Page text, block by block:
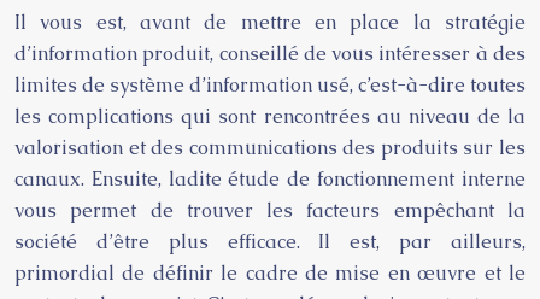
Il vous est, avant de mettre en place la stratégie
d’information produit, conseillé de vous intéresser à des
limites de système d’information usé, c’est-à-dire toutes
les complications qui sont rencontrées au niveau de la
valorisation et des communications des produits sur les
canaux. Ensuite, ladite étude de fonctionnement interne
vous permet de trouver les facteurs empêchant la
société d’être plus efficace. Il est, par ailleurs,
primordial de définir le cadre de mise en œuvre et le